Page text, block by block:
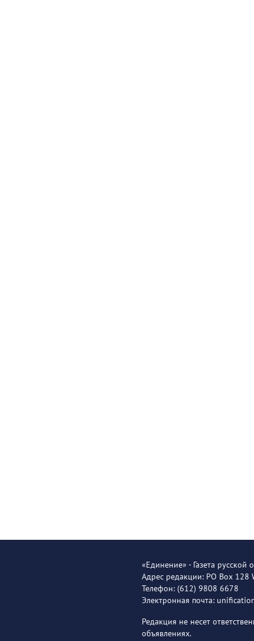
«Единение» - Газета
Адрес редакции: PO Box 128
Телефон: (612) 9808 6678
Электронная почта:
Редакция не несет
объявлениях.